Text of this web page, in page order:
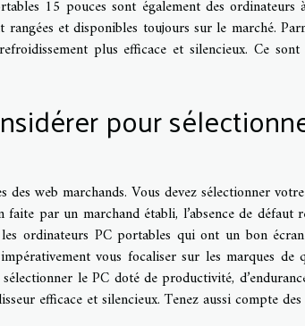
15 pouces sont également des
rangées et disponibles toujours sur le marché.
plus efficace et silencieux. Ce
pour
des web marchands. Vous devez sélectionner
par un marchand établi, l’absence de
ordinateurs PC portables qui ont un bon
vous focaliser sur les marques
le PC doté de productivité,
efficace et silencieux. Tenez aussi compte